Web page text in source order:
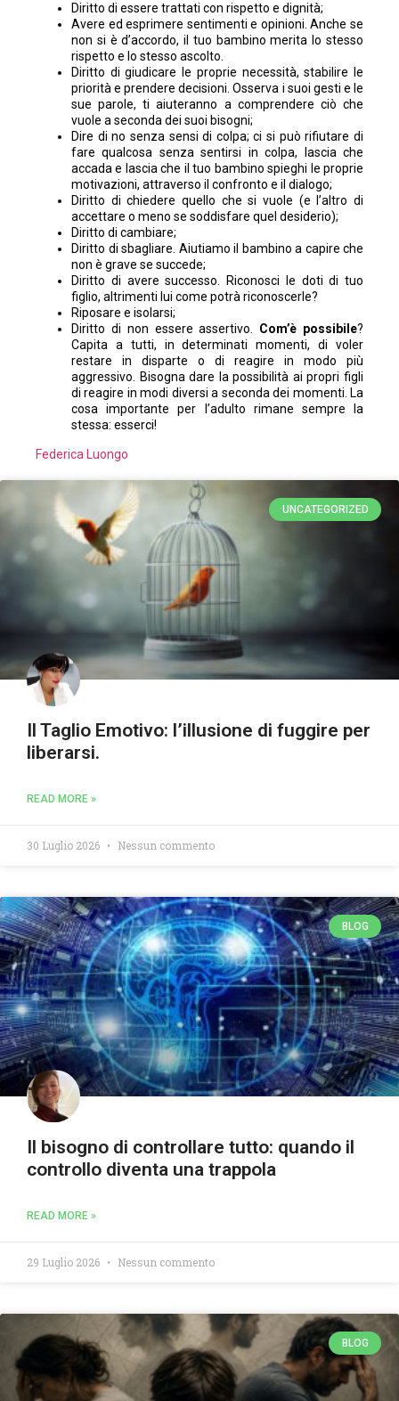
Diritto di essere trattati con rispetto e dignità;
Avere ed esprimere sentimenti e opinioni. Anche se
non si è d’accordo, il tuo bambino merita lo stesso
rispetto e lo stesso ascolto.
Diritto di giudicare le proprie necessità, stabilire le
priorità e prendere decisioni. Osserva i suoi gesti e le
sue parole, ti aiuteranno a comprendere ciò che
vuole a seconda dei suoi bisogni;
Dire di no senza sensi di colpa; ci si può rifiutare di
fare qualcosa senza sentirsi in colpa, lascia che
accada e lascia che il tuo bambino spieghi le proprie
motivazioni, attraverso il confronto e il dialogo;
Diritto di chiedere quello che si vuole (e l’altro di
accettare o meno se soddisfare quel desiderio);
Diritto di cambiare;
Diritto di sbagliare. Aiutiamo il bambino a capire che
non è grave se succede;
Diritto di avere successo. Riconosci le doti di tuo
figlio, altrimenti lui come potrà riconoscerle?
Riposare e isolarsi;
Diritto di non essere assertivo. Com’è possibile?
Capita a tutti, in determinati momenti, di voler
restare in disparte o di reagire in modo più
aggressivo. Bisogna dare la possibilità ai propri figli
di reagire in modi diversi a seconda dei momenti. La
cosa importante per l’adulto rimane sempre la
stessa: esserci!
Federica Luongo
UNCATEGORIZED
Il Taglio Emotivo: l’illusione di fuggire per
liberarsi.
READ MORE »
30 Luglio 2026 Nessun commento
BLOG
Il bisogno di controllare tutto: quando il
controllo diventa una trappola
READ MORE »
29 Luglio 2026 Nessun commento
BLOG